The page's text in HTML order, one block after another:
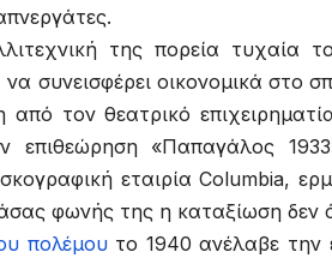
της πορεία τυχαία
συνεισφέρει οικονομικά στο
τον θεατρικό
επιθεώρηση «Παπαγάλος
εταιρία Columbia,
φωνής της η καταξίωση δεν
πολέμουτο 1940 ανέλαβε την